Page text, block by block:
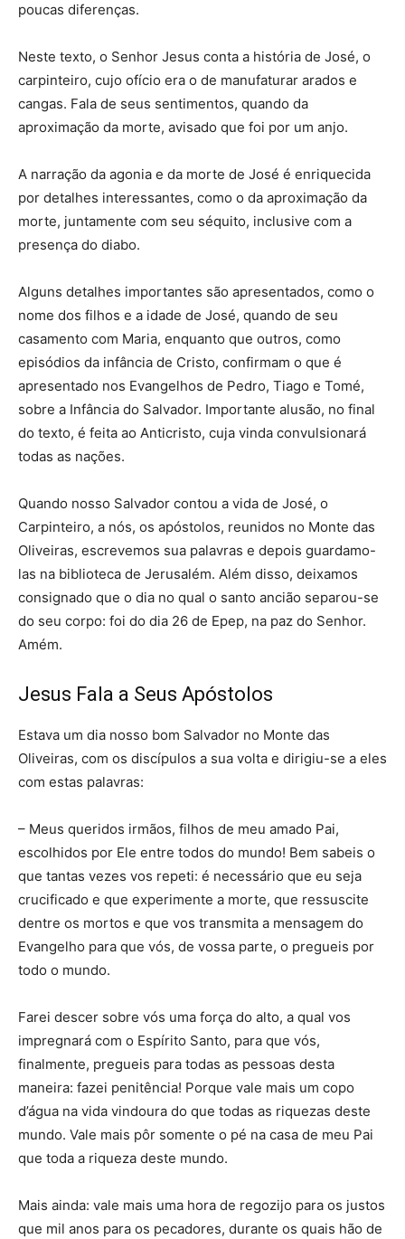
poucas diferenças.
Neste texto, o Senhor Jesus conta a história de José, o
carpinteiro, cujo ofício era o de manufaturar arados e
cangas. Fala de seus sentimentos, quando da
aproximação da morte, avisado que foi por um anjo.
A narração da agonia e da morte de José é enriquecida
por detalhes interessantes, como o da aproximação da
morte, juntamente com seu séquito, inclusive com a
presença do diabo.
Alguns detalhes importantes são apresentados, como o
nome dos filhos e a idade de José, quando de seu
casamento com Maria, enquanto que outros, como
episódios da infância de Cristo, confirmam o que é
apresentado nos Evangelhos de Pedro, Tiago e Tomé,
sobre a Infância do Salvador. Importante alusão, no final
do texto, é feita ao Anticristo, cuja vinda convulsionará
todas as nações.
Quando nosso Salvador contou a vida de José, o
Carpinteiro, a nós, os apóstolos, reunidos no Monte das
Oliveiras, escrevemos sua palavras e depois guardamo-
las na biblioteca de Jerusalém. Além disso, deixamos
consignado que o dia no qual o santo ancião separou-se
do seu corpo: foi do dia 26 de Epep, na paz do Senhor.
Amém.
Jesus Fala a Seus Apóstolos
Estava um dia nosso bom Salvador no Monte das
Oliveiras, com os discípulos a sua volta e dirigiu-se a eles
com estas palavras:
– Meus queridos irmãos, filhos de meu amado Pai,
escolhidos por Ele entre todos do mundo! Bem sabeis o
que tantas vezes vos repeti: é necessário que eu seja
crucificado e que experimente a morte, que ressuscite
dentre os mortos e que vos transmita a mensagem do
Evangelho para que vós, de vossa parte, o pregueis por
todo o mundo.
Farei descer sobre vós uma força do alto, a qual vos
impregnará com o Espírito Santo, para que vós,
finalmente, pregueis para todas as pessoas desta
maneira: fazei penitência! Porque vale mais um copo
d’água na vida vindoura do que todas as riquezas deste
mundo. Vale mais pôr somente o pé na casa de meu Pai
que toda a riqueza deste mundo.
Mais ainda: vale mais uma hora de regozijo para os justos
que mil anos para os pecadores, durante os quais hão de